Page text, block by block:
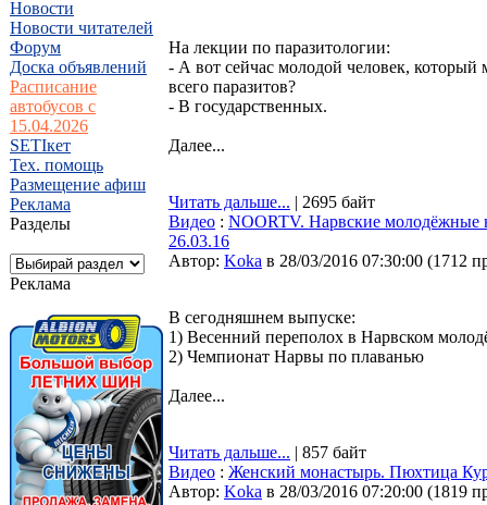
Новости
Новости читателей
Форум
Доска объявлений
Расписание
автобусов с
15.04.2026
SETIкет
Тех. помощь
Размещение афиш
Реклама
Разделы
Реклама
На лекции по паразитологии:
- А вот сейчас молодой человек,
всего паразитов?
- В государственных.
Далее...
Читать дальше... | 2695 байт
Видео : NOORTV. Нарвские молодёжные
26.03.16
Автор: Koka в 28/03/2016 07:30:00 (1712
В сегодняшнем выпуске:
1) Весенний переполох в Нарвском
2) Чемпионат Нарвы по плаванью
Далее...
Читать дальше... | 857 байт
Видео : Женский монастырь. Пюхтица
Автор: Koka в 28/03/2016 07:20:00 (1819